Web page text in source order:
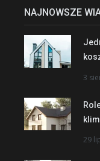
NAJNOWSZE
3
29